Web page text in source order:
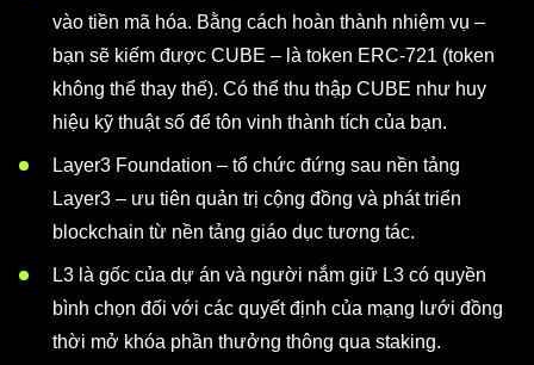
vào tiền mã hóa. Bằng cách hoàn thành nhiệm vụ –
bạn sẽ kiếm được CUBE – là token ERC-721 (token
không thể thay thế). Có thể thu thập CUBE như huy
hiệu kỹ thuật số để tôn vinh thành tích của bạn.
Layer3 Foundation – tổ chức đứng sau nền tảng
Layer3 – ưu tiên quản trị cộng đồng và phát triển
blockchain từ nền tảng giáo dục tương tác.
L3 là gốc của dự án và người nắm giữ L3 có quyền
bình chọn đối với các quyết định của mạng lưới đồng
thời mở khóa phần thưởng thông qua staking.